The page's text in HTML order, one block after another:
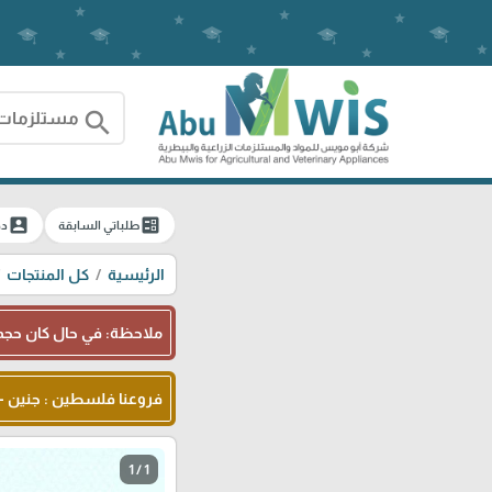
search
ballotطلباتي السابقة account_box
الرئيسية كل المنتجات
ملاحظة: في حال كان حجم
فروعنا فلسطين : جنين -
1 / 1